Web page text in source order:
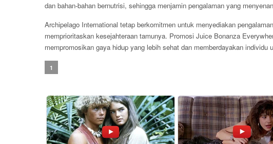
dan bahan-bahan bernutrisi, sehingga menjamin pengalaman yang
Archipelago International tetap berkomitmen untuk menyediakan
memprioritaskan kesejahteraan tamunya. Promosi Juice Bonanza
mempromosikan gaya hidup yang lebih sehat dan memberdayakan individu
1